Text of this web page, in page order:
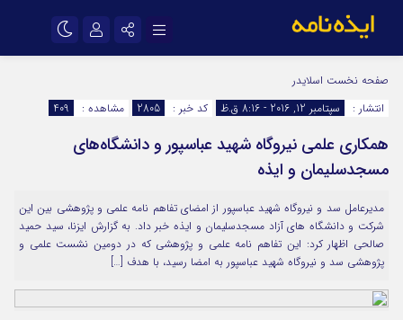
اینستاگرام
سروش
ایتا
آپارات
اپلیکیشن رمز عبور
مرا به خاطر بسپار
صفحه نخست اسلایدر
انتشار :
سپتامبر 12, 2016 - 8:16 ق.ظ کد خبر : 2805 مشاهده : 409
همکاری علمی نیروگاه شهید عباسپور و دانشگاه‌های
مسجدسلیمان و ایذه
مدیرعامل سد و نیروگاه شهید عباسپور از امضای تفاهم نامه علمی و پژوهشی بین این
شرکت و دانشگاه های آزاد مسجدسلیمان و ایذه خبر داد. به گزارش ایزنا، سید حمید
صالحی اظهار کرد: این تفاهم نامه علمی و پژوهشی که در دومین نشست علمی و
پژوهشی سد و نیروگاه شهید عباسپور به امضا رسید، با هدف […]